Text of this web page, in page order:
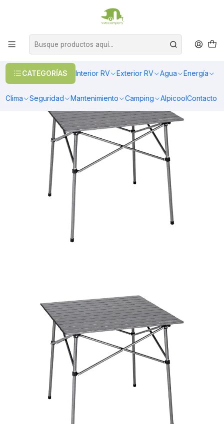
CATEGORÍAS Interior RV Exterior RV Agua Energía
Clima Seguridad Mantenimiento Camping AlpicoolContacto
OFERTAS EN CALEFACCIÓN DIESEL
Mesa aluminio plegable Lippert HD Hybrid 84x84cm